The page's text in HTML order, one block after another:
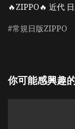
🔥ZIPPO🔥 近代
常規日版ZIPPO
你可能感興趣